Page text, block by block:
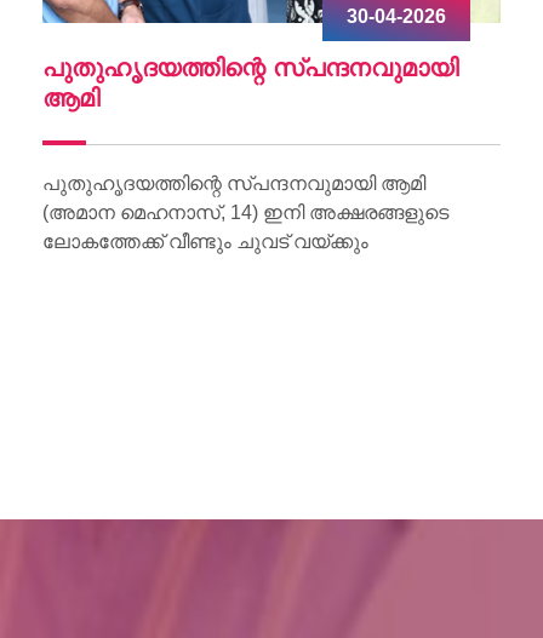
30-04-2026
പുതുഹൃദയത്തിന്റെ സ്പന്ദനവുമായി
ആമി
പുതുഹൃദയത്തിന്റെ സ്പന്ദനവുമായി ആമി
(അമാന മെഹനാസ്, 14) ഇനി അക്ഷരങ്ങളുടെ
ലോകത്തേക്ക് വീണ്ടും ചുവട് വയ്ക്കും